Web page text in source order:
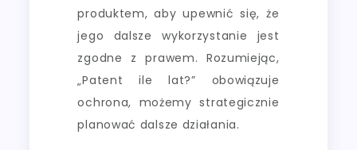
produktem, aby upewnić się, że
jego dalsze wykorzystanie jest
zgodne z prawem. Rozumiejąc,
„Patent ile lat?” obowiązuje
ochrona, możemy strategicznie
planować dalsze działania.